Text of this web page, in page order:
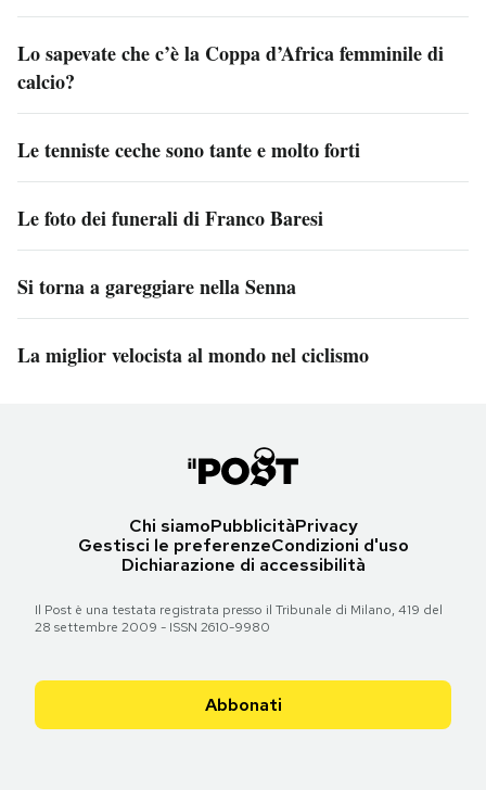
Lo sapevate che c’è la Coppa d’Africa femminile di
calcio?
Le tenniste ceche sono tante e molto forti
Le foto dei funerali di Franco Baresi
Si torna a gareggiare nella Senna
La miglior velocista al mondo nel ciclismo
Chi siamoPubblicitàPrivacy
Gestisci le preferenzeCondizioni d'uso
Dichiarazione di accessibilità
Il Post è una testata registrata presso il Tribunale di Milano, 419 del
28 settembre 2009 - ISSN 2610-9980
Abbonati